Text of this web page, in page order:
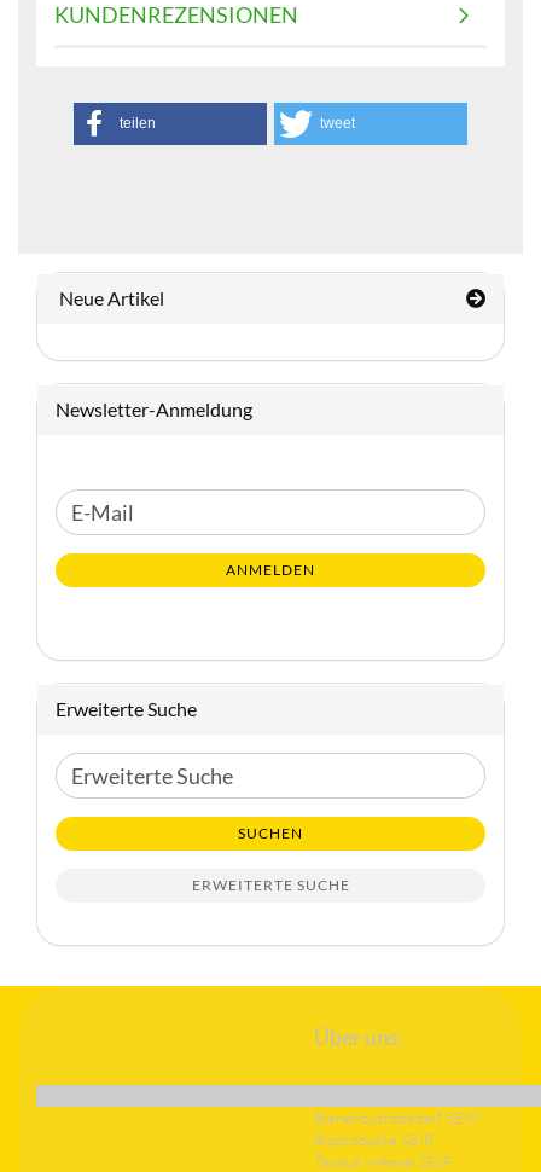
KUNDENREZENSIONEN
teilen tweet
Neue Artikel
Newsletter-Anmeldung
WEITER
ZUR
NEWSLETTER-
ANMELDUNG
E-
ANMELDEN
Erweiterte Suche
Erweiterte
Suche
SUCHEN
ERWEITERTE SUCHE
Über uns:
Bienenzuchtbedarf SEIP
Bioprodukte SEIP
Taunus Imkerei SEIP